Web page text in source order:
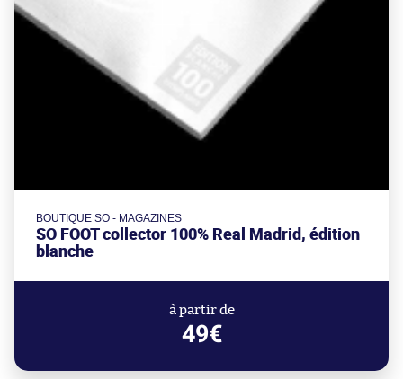
BOUTIQUE SO - MAGAZINES
SO FOOT collector 100% Real Madrid, édition
blanche
à partir de
49€